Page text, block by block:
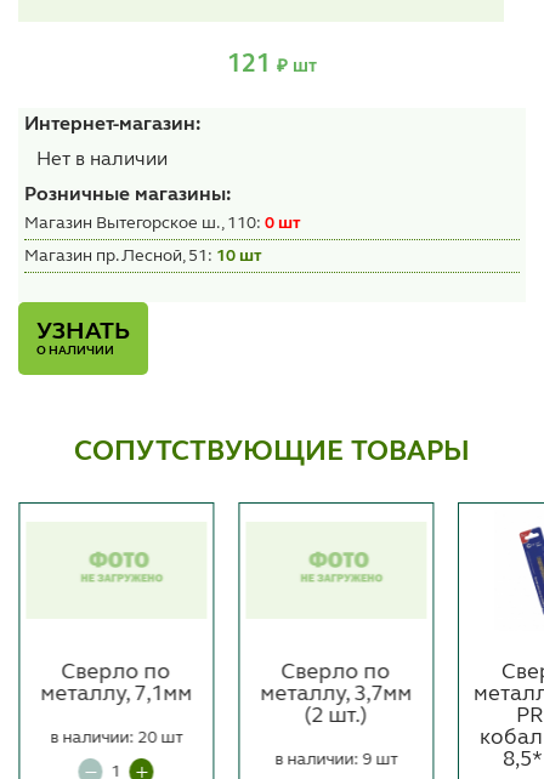
121 ₽ шт
Интернет-магазин:
Нет в наличии
Розничные магазины:
Магазин Вытегорское ш., 110: 0 шт
Магазин пр. Лесной, 51: 10 шт
УЗНАТЬ
О НАЛИЧИИ
СОПУТСТВУЮЩИЕ ТОВАРЫ
Сверло по
металлу, 7,1мм
в наличии: 20 шт
Сверло по
металлу, 3,7мм
(2 шт.)
в наличии: 9 шт